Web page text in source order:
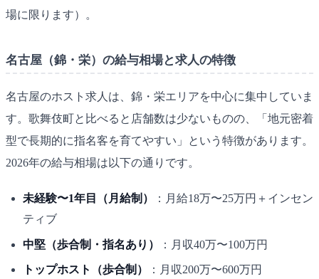
場に限ります）。
名古屋（錦・栄）の給与相場と求人の特徴
名古屋のホスト求人は、錦・栄エリアを中心に集中していま
す。歌舞伎町と比べると店舗数は少ないものの、「地元密着
型で長期的に指名客を育てやすい」という特徴があります。
2026年の給与相場は以下の通りです。
未経験〜1年目（月給制）
：月給18万〜25万円＋インセン
ティブ
中堅（歩合制・指名あり） ：月収40万〜100万円
トップホスト（歩合制） ：月収200万〜600万円